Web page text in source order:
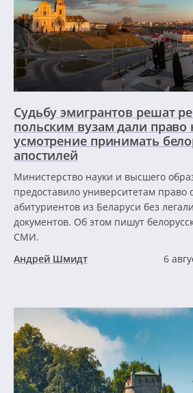
Судьбу эмигрантов решат
польским вузам дали право
усмотрение принимать
апостилей
Министерство науки и высшего
предоставило университетам право
абитуриентов из Беларуси без
документов. Об этом пишут
СМИ.
Андрей Шмидт
6